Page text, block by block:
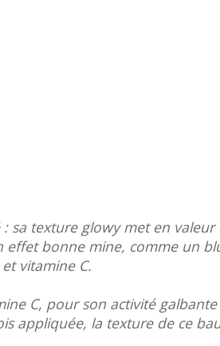
texture glowy met en
effet bonne mine, comme un
vitamine C.
C, pour son activité
appliquée, la texture de ce